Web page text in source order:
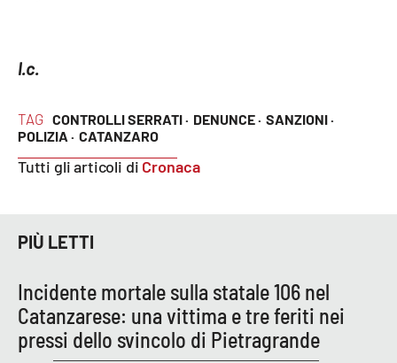
Eventi
Lactv.it
Laconair.it
TAG CONTROLLI SERRATI · DENUNCE · SANZIONI ·
POLIZIA · CATANZARO
Tutti gli articoli di Cronaca
l.c.
PIÙ LETTI
Incidente mortale sulla statale 106 nel
Catanzarese: una vittima e tre feriti nei
pressi dello svincolo di Pietragrande